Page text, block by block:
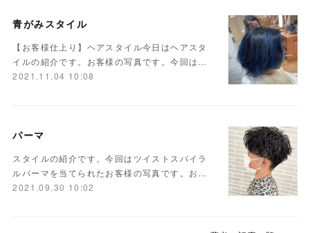
青がみスタイル
【お客様仕上り】ヘアスタイル今日はヘアスタ
イルの紹介です。お客様の写真です。今回は…
2021.11.04 10:08
パーマ
スタイルの紹介です。今回はツイストスパイラ
ルパーマを当てられたお客様の写真です。お…
2021.09.30 10:02